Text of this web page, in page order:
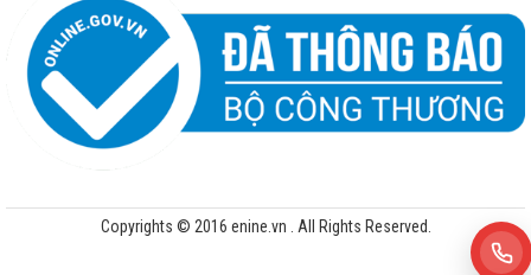
Copyrights © 2016 enine.vn . All Rights Reserved.